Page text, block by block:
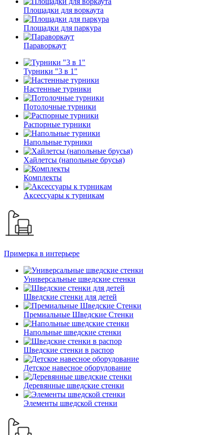
Площадки для воркаута
Площадки для паркура
Параворкаут
Турники "3 в 1"
Настенные турники
Потолочные турники
Распорные турники
Напольные турники
Хайлетсы (напольные брусья)
Комплекты
Аксессуары к турникам
Примерка в интерьере
Универсальные шведские стенки
Шведские стенки для детей
Премиальные Шведские Стенки
Напольные шведские стенки
Шведские стенки в распор
Детское навесное оборудование
Деревянные шведские стенки
Элементы шведской стенки